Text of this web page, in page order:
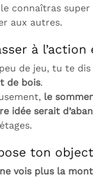
connaîtras
aux autres.
à
de jeu, tu te
de bois.
le
idée serait
ton
vois plus la